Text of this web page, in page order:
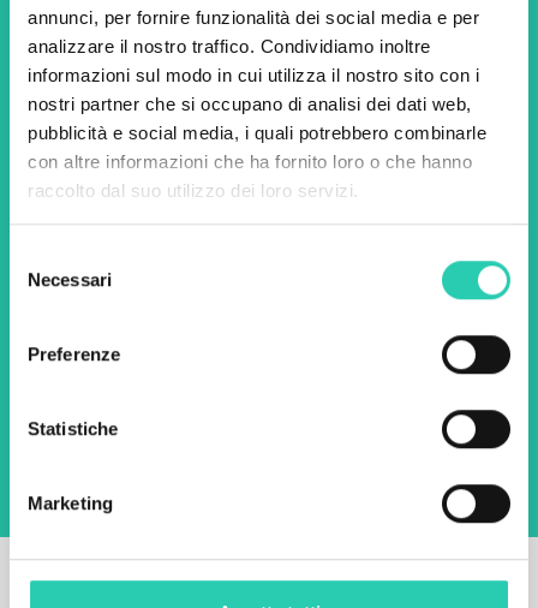
annunci, per fornire funzionalità dei social media e per
analizzare il nostro traffico. Condividiamo inoltre
informazioni sul modo in cui utilizza il nostro sito con i
nostri partner che si occupano di analisi dei dati web,
pubblicità e social media, i quali potrebbero combinarle
con altre informazioni che ha fornito loro o che hanno
raccolto dal suo utilizzo dei loro servizi.
delNecessari
Preferenze
Statistiche
Marketing
eventi! Iscriviti alla
newsletter di GO! 2025 per
scoprire tutte le nostre
iniziative.
Nome * Cognome *
sito web.